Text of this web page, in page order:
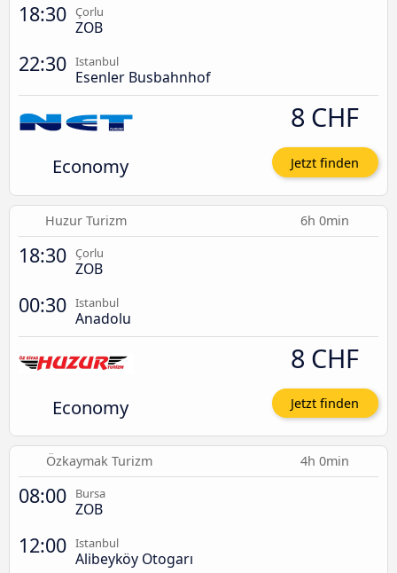
18:30 Çorlu
ZOB
22:30 Istanbul
Esenler Busbahnhof
Economy
8 CHF
Jetzt finden
Huzur Turizm 6h 0min
18:30 Çorlu
ZOB
00:30 Istanbul
Anadolu
Economy
8 CHF
Jetzt finden
Özkaymak Turizm 4h 0min
08:00 Bursa
ZOB
12:00 Istanbul
Alibeyköy Otogarı